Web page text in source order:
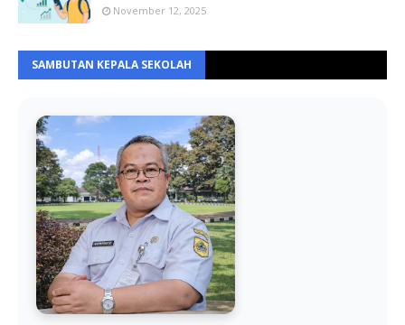
November 12, 2025
SAMBUTAN KEPALA SEKOLAH